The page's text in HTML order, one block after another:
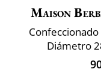
Maison
Diámetro